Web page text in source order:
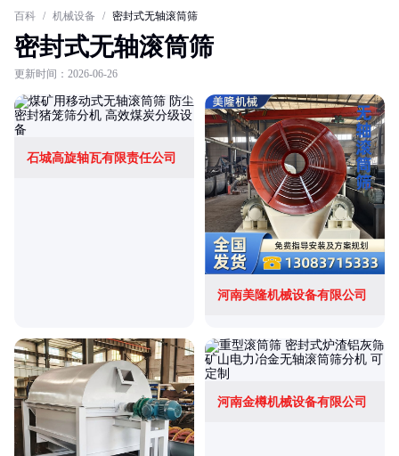
百科 / 机械设备 / 密封式无轴滚筒筛
密封式无轴滚筒筛
更新时间：2026-06-26
石城高旋轴瓦有限责任公司
河南美隆机械设备有限公司
河南金樽机械设备有限公司